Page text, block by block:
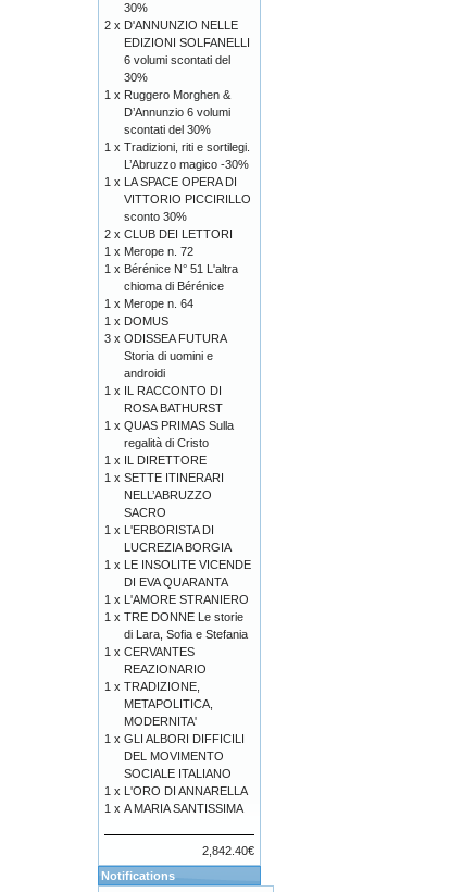
30%
2 x D'ANNUNZIO NELLE
EDIZIONI SOLFANELLI
6 volumi scontati del
30%
1 x Ruggero Morghen &
D’Annunzio 6 volumi
scontati del 30%
1 x Tradizioni, riti e sortilegi.
L’Abruzzo magico -30%
1 x LA SPACE OPERA DI
VITTORIO PICCIRILLO
sconto 30%
2 x CLUB DEI LETTORI
1 x Merope n. 72
1 x Bérénice N° 51 L'altra
chioma di Bérénice
1 x Merope n. 64
1 x DOMUS
3 x ODISSEA FUTURA
Storia di uomini e
androidi
1 x IL RACCONTO DI
ROSA BATHURST
1 x QUAS PRIMAS Sulla
regalità di Cristo
1 x IL DIRETTORE
1 x SETTE ITINERARI
NELL’ABRUZZO
SACRO
1 x L'ERBORISTA DI
LUCREZIA BORGIA
1 x LE INSOLITE VICENDE
DI EVA QUARANTA
1 x L'AMORE STRANIERO
1 x TRE DONNE Le storie
di Lara, Sofia e Stefania
1 x CERVANTES
REAZIONARIO
1 x TRADIZIONE,
METAPOLITICA,
MODERNITA'
1 x GLI ALBORI DIFFICILI
DEL MOVIMENTO
SOCIALE ITALIANO
1 x L'ORO DI ANNARELLA
1 x A MARIA SANTISSIMA
2,842.40€
Notifications